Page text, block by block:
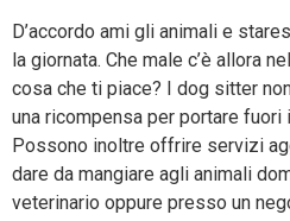
D’accordo ami gli animali e
la giornata. Che male c’è allora
cosa che ti piace? I dog sitter
una ricompensa per portare
Possono inoltre offrire servizi
dare da mangiare agli animali
veterinario oppure presso un